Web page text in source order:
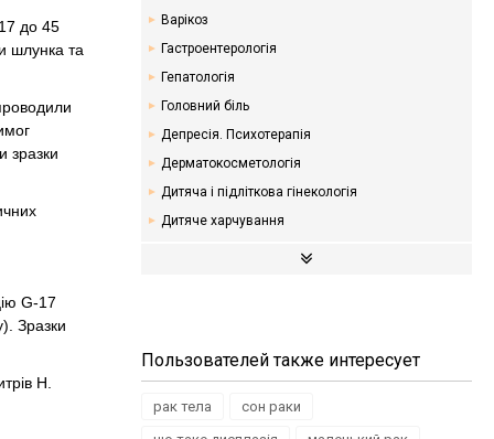
до 45
шлунка та
зразки
G-17
Зразки
H.
Варікоз
Гастроентерологія
Гепатологія
Головний біль
Депресія. Психотерапія
Дерматокосметологія
Дитяча і підліткова гінекологія
Дитяче харчування
Ендокринологія. Цукровий діабет
Неврологія
Пользователей также интересует
рак тела
сон раки